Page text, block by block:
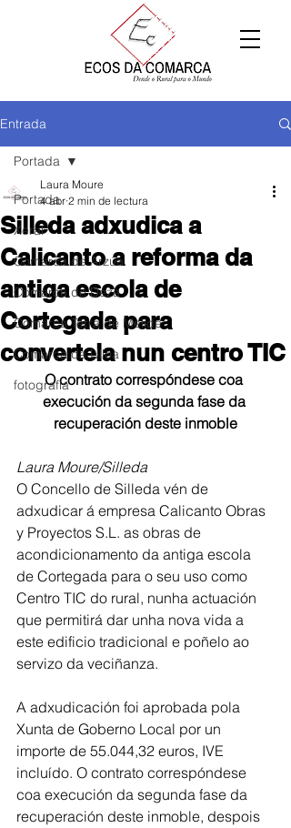
Entrada
Portada
Xeral
Comarca de Arzúa
Comarca de Deza
Comarca Terra de Melide
Comarca da Ulloa
fotografía
Portada
Silleda adxudica a
Calicanto a reforma da
antiga escola de
Cortegada para
convertela nun centro TIC
Laura Moure
4 abr 2 min de lectura
O contrato correspóndese coa
execución da segunda fase da
recuperación deste inmoble
Laura Moure/Silleda
O Concello de Silleda vén de
adxudicar á empresa Calicanto Obras
y Proyectos S.L. as obras de
acondicionamento da antiga escola
de Cortegada para o seu uso como
Centro TIC do rural, nunha actuación
que permitirá dar unha nova vida a
este edificio tradicional e poñelo ao
servizo da veciñanza.
A adxudicación foi aprobada pola
Xunta de Goberno Local por un
importe de 55.044,32 euros, IVE
incluído. O contrato correspóndese
coa execución da segunda fase da
recuperación deste inmoble, despois